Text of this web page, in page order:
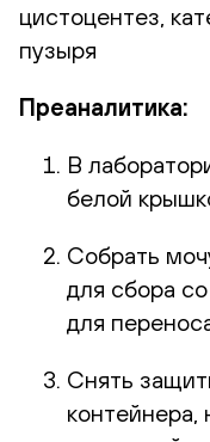
цистоцентез,
пузыря
Преаналитика:
В
белой
Собрать
для сбора
для
Снять
контейнера,